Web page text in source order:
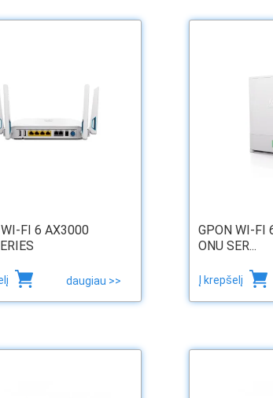
FI 6 AX3000
daugiau >>
GPON WI-FI
ONU SER...
Į krepšelį